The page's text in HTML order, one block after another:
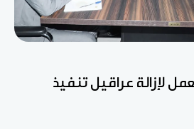
لإزالة عراقيل تنفيذ